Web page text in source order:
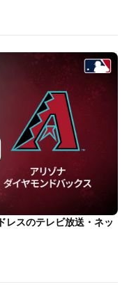
レスのテレビ放送・ネッ